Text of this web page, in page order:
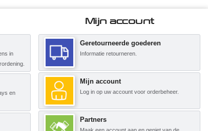
in
en
Mijn account
Geretourneerde goederen
Informatie retourneren.
Mijn account
Log in op uw account voor orderbeheer.
Partners